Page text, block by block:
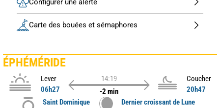
Configurer une alerte
Carte des bouées et sémaphores
ÉPHÉMÉRIDE
Lever
06h27
14:19
-2 min
Coucher
20h47
Saint Dominique
Dernier croissant de Lune